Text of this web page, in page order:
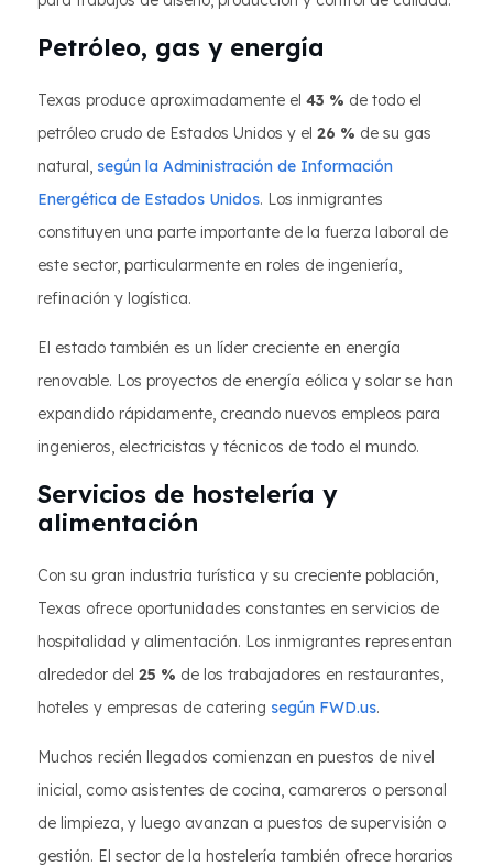
Petróleo, gas y energía
Texas produce aproximadamente el 43 % de todo el
petróleo crudo de Estados Unidos y el 26 % de su gas
natural, según la Administración de Información
Energética de Estados Unidos. Los inmigrantes
constituyen una parte importante de la fuerza laboral de
este sector, particularmente en roles de ingeniería,
refinación y logística.
El estado también es un líder creciente en energía
renovable. Los proyectos de energía eólica y solar se han
expandido rápidamente, creando nuevos empleos para
ingenieros, electricistas y técnicos de todo el mundo.
Servicios de hostelería y
alimentación
Con su gran industria turística y su creciente población,
Texas ofrece oportunidades constantes en servicios de
hospitalidad y alimentación. Los inmigrantes representan
alrededor del 25 % de los trabajadores en restaurantes,
hoteles y empresas de catering según FWD.us.
Muchos recién llegados comienzan en puestos de nivel
inicial, como asistentes de cocina, camareros o personal
de limpieza, y luego avanzan a puestos de supervisión o
gestión. El sector de la hostelería también ofrece horarios